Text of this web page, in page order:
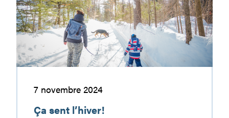
7 novembre 2024
Ça sent l’hiver!